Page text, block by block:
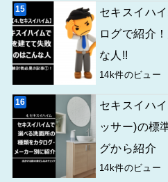
セキスイハ
ログで紹介
な人!!
14k件のビュー
セキスイハ
ッサー)の標
グから紹介
14k件のビュー